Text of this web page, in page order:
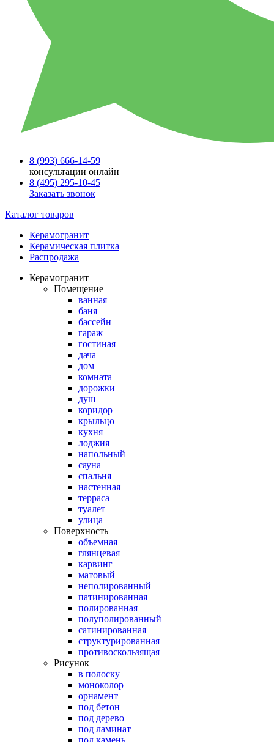
8 (993) 666-14-59
консультации онлайн
8 (495) 295-10-45
Заказать звонок
Каталог товаров
Керамогранит
Керамическая плитка
Распродажа
Керамогранит
Помещение
ванная
баня
бассейн
гараж
гостиная
дача
дом
комната
дорожки
душ
коридор
крыльцо
кухня
лоджия
напольный
сауна
спальня
настенная
терраса
туалет
улица
Поверхность
объемная
глянцевая
карвинг
матовый
неполированный
патинированная
полированная
полуполированный
сатинированная
структурированная
противоскользящая
Рисунок
в полоску
моноколор
орнамент
под бетон
под дерево
под ламинат
под камень